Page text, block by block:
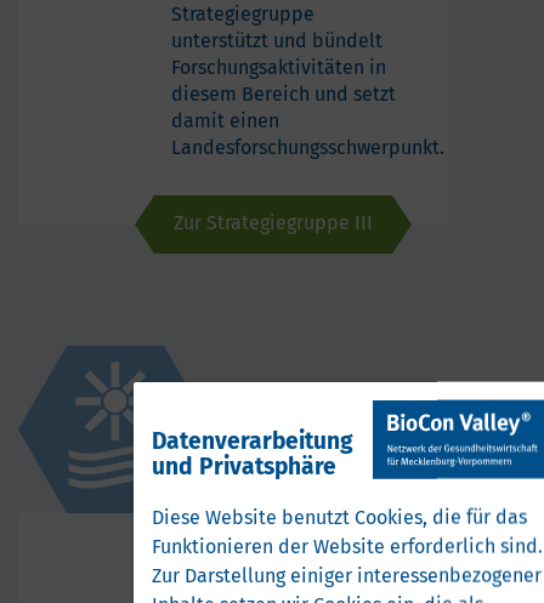
Strategiegruppe
unterstützt und bündelt
Forschungsaktivitäten in
diesem Bereich und setzt
damit einen
Landesforschungsschwerpunkt.
Zur Strategiegruppe III
Strategiegruppe
IV
Datenverarbeitung
und Privatsphäre
Diese Website benutzt Cookies, die für das
Funktionieren der Website erforderlich sind.
Zur Darstellung einiger interessenbezogener